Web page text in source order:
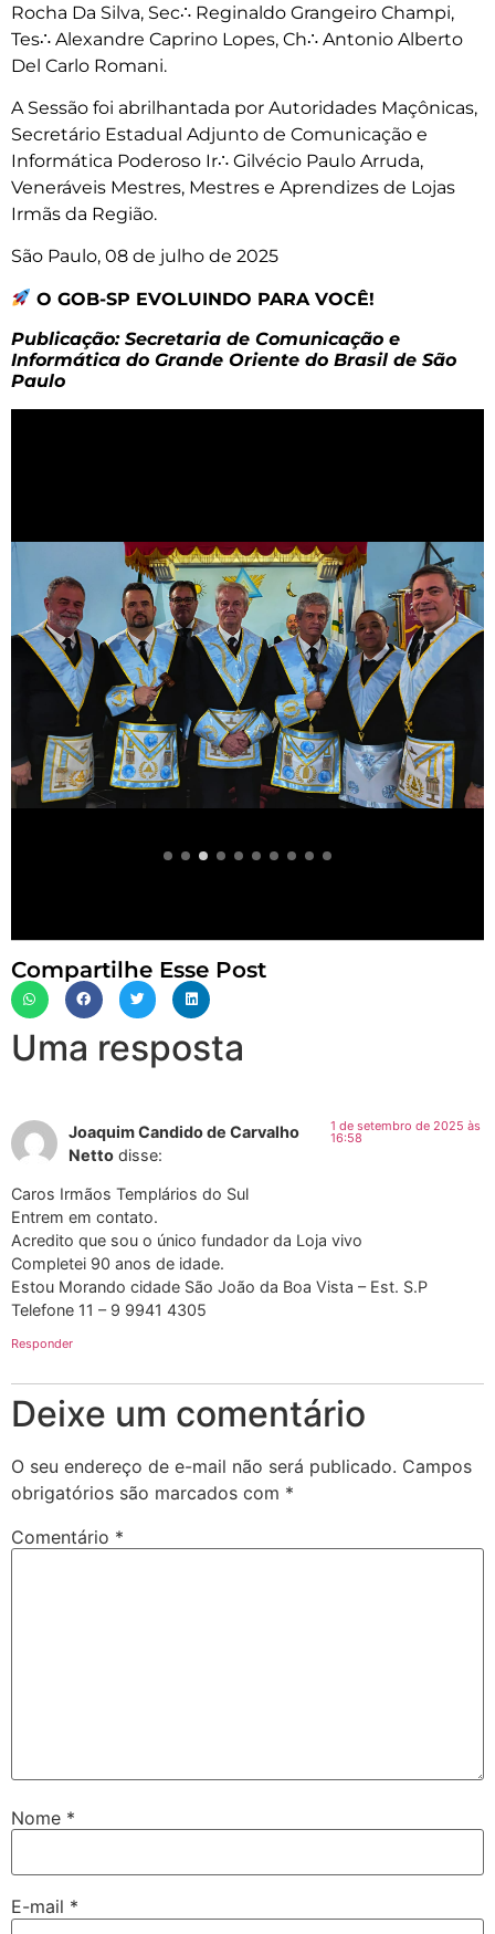
Rocha Da Silva, Sec∴ Reginaldo Grangeiro Champi,
Tes∴ Alexandre Caprino Lopes, Ch∴ Antonio Alberto
Del Carlo Romani.
A Sessão foi abrilhantada por Autoridades Maçônicas,
Secretário Estadual Adjunto de Comunicação e
Informática Poderoso Ir∴ Gilvécio Paulo Arruda,
Veneráveis Mestres, Mestres e Aprendizes de Lojas
Irmãs da Região.
São Paulo, 08 de julho de 2025
O GOB-SP EVOLUINDO PARA VOCÊ!
Publicação: Secretaria de Comunicação e
Informática do Grande Oriente do Brasil de São
Paulo
Compartilhe Esse Post
Uma resposta
Joaquim Candido de Carvalho
Netto disse:
1 de setembro de 2025 às
16:58
Caros Irmãos Templários do Sul
Entrem em contato.
Acredito que sou o único fundador da Loja vivo
Completei 90 anos de idade.
Estou Morando cidade São João da Boa Vista – Est. S.P
Telefone 11 – 9 9941 4305
Responder
Deixe um comentário
O seu endereço de e-mail não será publicado. Campos
obrigatórios são marcados com *
Comentário *
Nome *
E-mail *